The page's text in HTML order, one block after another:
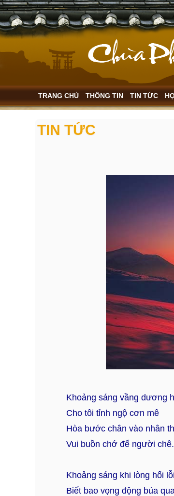
TRANG CHỦ THÔNG TIN TIN TỨC
TIN TỨC
Khoảng sáng vầng dương
Cho tôi tỉnh ngộ cơn mê
Hòa bước chân vào nhân
Vui buồn chớ để người chê.
Khoảng sáng khi lòng hối lỗi
Biết bao vọng động bủa